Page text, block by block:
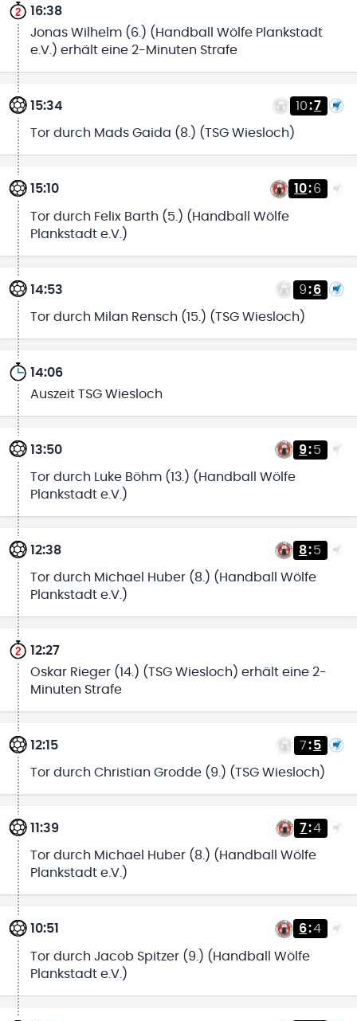
16:38
Jonas Wilhelm (6.) (Handball Wölfe Plankstadt
e.V.) erhält eine 2-Minuten Strafe
15:34 10:7
Tor durch Mads Gaida (8.) (TSG Wiesloch)
15:10 10:6
Tor durch Felix Barth (5.) (Handball Wölfe
Plankstadt e.V.)
14:53 9:6
Tor durch Milan Rensch (15.) (TSG Wiesloch)
14:06
Auszeit TSG Wiesloch
13:50 9:5
Tor durch Luke Böhm (13.) (Handball Wölfe
Plankstadt e.V.)
12:38 8:5
Tor durch Michael Huber (8.) (Handball Wölfe
Plankstadt e.V.)
12:27
Oskar Rieger (14.) (TSG Wiesloch) erhält eine 2-
Minuten Strafe
12:15 7:5
Tor durch Christian Grodde (9.) (TSG Wiesloch)
11:39 7:4
Tor durch Michael Huber (8.) (Handball Wölfe
Plankstadt e.V.)
10:51 6:4
Tor durch Jacob Spitzer (9.) (Handball Wölfe
Plankstadt e.V.)